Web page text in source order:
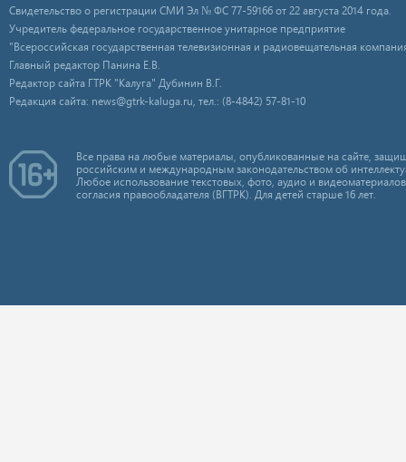
Свидетельство о регистрации СМИ Эл № ФС 77-59166 от 22 августа 2014 года.
Учредитель федеральное государственное унитарное предприятие
"Всероссийская государственная телевизионная и радиовещательная
Главный редактор Панина Е.В.
Редактор сайта ГТРК "Калуга" Дубинин В.Г.
Редакция сайта: news@gtrk-kaluga.ru, тел.: (8-4842) 57-81-10
Все права на любые материалы, опубликованные на сайте,
российским и международным законодательством об
Любое использование текстовых, фото, аудио и
согласия правообладателя (ВГТРК). Для детей старше 16 лет.